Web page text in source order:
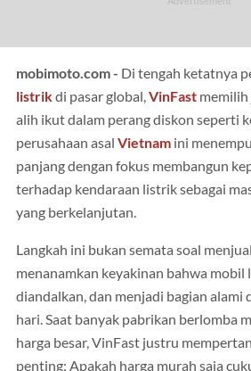
mobimoto.com - Di tengah ketatnya
listrikdi pasar global,VinFast
alih ikut dalam perang diskon seperti
perusahaan asal Vietnam ini
panjang dengan fokus membangun
terhadap kendaraan listrik sebagai
yang berkelanjutan.
Langkah ini bukan semata soal
menanamkan keyakinan bahwa mobil
diandalkan, dan menjadi bagian alami
hari. Saat banyak pabrikan berlomba
harga besar, VinFast justru
penting: Apakah harga murah saja